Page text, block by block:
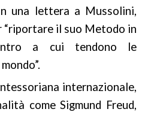
una lettera a Mussolini,
“riportare il suo Metodo in
a cui tendono le
internazionale,
come Sigmund Freud,